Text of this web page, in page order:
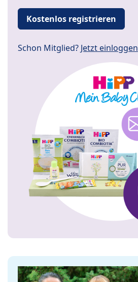
Kostenlos registrieren
Schon Mitglied? Jetzt einloggen